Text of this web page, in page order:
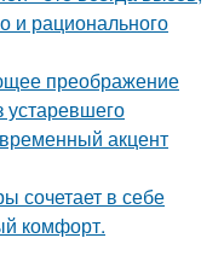
и рационального
преображение
устаревшего
акцент
сочетает в себе
комфорт.